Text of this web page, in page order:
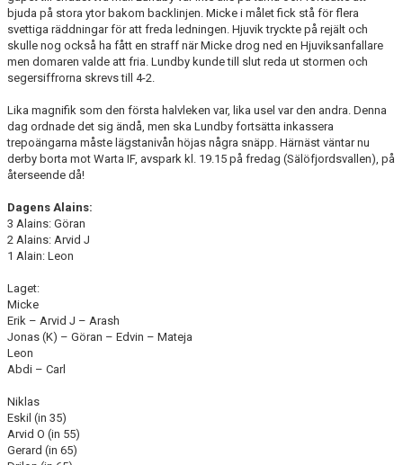
bjuda på stora ytor bakom backlinjen. Micke i målet fick stå för flera
svettiga räddningar för att freda ledningen. Hjuvik tryckte på rejält och
skulle nog också ha fått en straff när Micke drog ned en Hjuviksanfallare
men domaren valde att fria. Lundby kunde till slut reda ut stormen och
segersiffrorna skrevs till 4-2.
Lika magnifik som den första halvleken var, lika usel var den andra. Denna
dag ordnade det sig ändå, men ska Lundby fortsätta inkassera
trepoängarna måste lägstanivån höjas några snäpp. Härnäst väntar nu
derby borta mot Warta IF, avspark kl. 19.15 på fredag (Sälöfjordsvallen), på
återseende då!
Dagens Alains:
3 Alains: Göran
2 Alains: Arvid J
1 Alain: Leon
Laget:
Micke
Erik – Arvid J – Arash
Jonas (K) – Göran – Edvin – Mateja
Leon
Abdi – Carl
Niklas
Eskil (in 35)
Arvid O (in 55)
Gerard (in 65)